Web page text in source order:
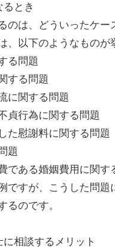
とき
のは、どういったケー
、以下のようなものが
る問題
する問題
に関する問題
貞行為に関する問題
た慰謝料に関する問題
題
である婚姻費用に関す
ですが、こうした問
るのです。
相談するメリット